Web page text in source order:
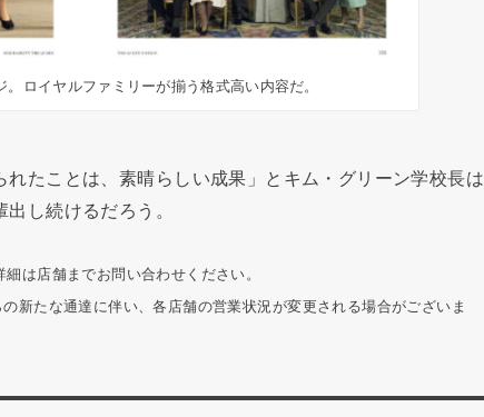
ロイヤルファミリーが揃う格式高い内容だ。
たことは、素晴らしい成果」とキム・グリーン学校長は
し続けるだろう。
は店舗までお問い合わせください。
新たな通達に伴い、各店舗の営業状況が変更される場合がございま